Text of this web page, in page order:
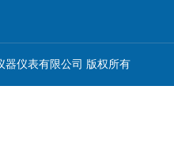
仪表有限公司 版权所有